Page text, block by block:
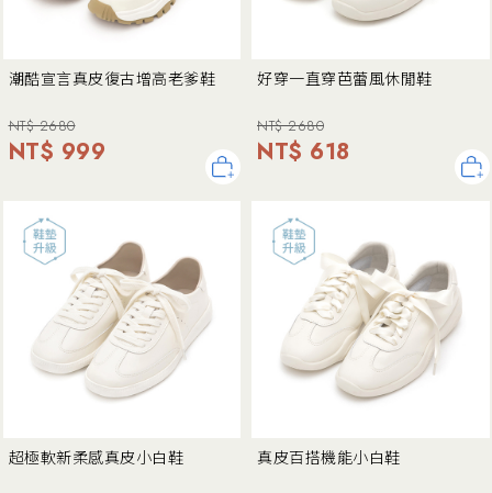
潮酷宣言真皮復古增高老爹鞋
NT$ 2680
NT$ 999
好穿一直穿芭蕾風休閒鞋
NT$ 2680
NT$ 618
超極軟新柔感真皮小白鞋 真皮百搭機能小白鞋